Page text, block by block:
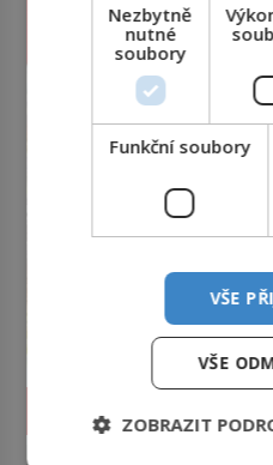
SVĚT ZLOČINU
Nezbytně
nutné
soubory
Funkční soubory
VŠE
VŠE
ZOBRAZIT